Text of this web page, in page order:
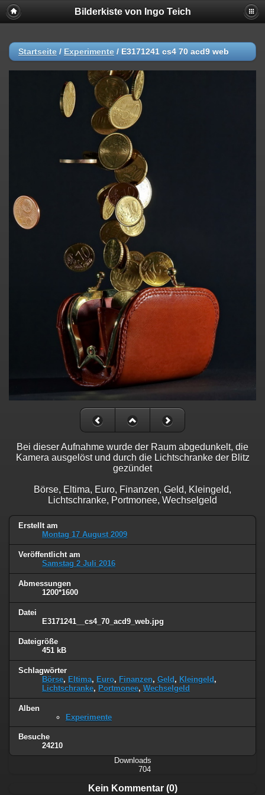
Bilderkiste von Ingo Teich
Startseite / Experimente / E3171241 cs4 70 acd9 web
Bei dieser Aufnahme wurde der Raum abgedunkelt, die
Kamera ausgelöst und durch die Lichtschranke der Blitz
gezündet
Börse, Eltima, Euro, Finanzen, Geld, Kleingeld,
Lichtschranke, Portmonee, Wechselgeld
Erstellt am
Montag 17 August 2009
Veröffentlicht am
Samstag 2 Juli 2016
Abmessungen
1200*1600
Datei
E3171241__cs4_70_acd9_web.jpg
Dateigröße
451 kB
Schlagwörter
Börse, Eltima, Euro, Finanzen, Geld, Kleingeld,
Lichtschranke, Portmonee, Wechselgeld
Alben
Experimente
Besuche
24210
Downloads
704
Kein Kommentar (0)